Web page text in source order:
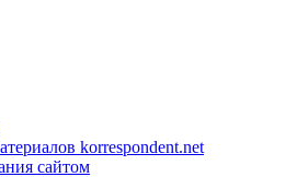
korrespondent.net
сайтом